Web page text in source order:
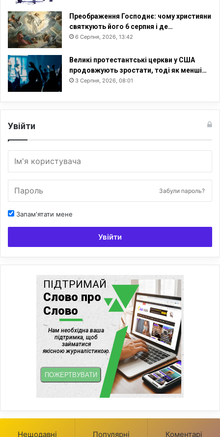
Преображення Господнє: чому християни
святкують його 6 серпня і де…
6 Серпня, 2026, 13:42
Великі протестантські церкви у США
продовжують зростати, тоді як менші…
3 Серпня, 2026, 08:01
Увійти
Забули пароль?
Запам'ятати мене
Увійти
Нещодавні Популярні Коментарі